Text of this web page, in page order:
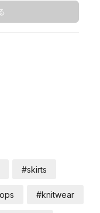
#skirts
#knitwear